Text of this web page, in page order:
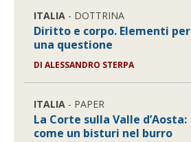
ITALIA - DOTTRINA
Diritto e corpo. Elementi per
una questione
DIALESSANDRO STERPA
ITALIA - PAPER
La Corte sulla Valle d’Aosta:
come un bisturi nel burro